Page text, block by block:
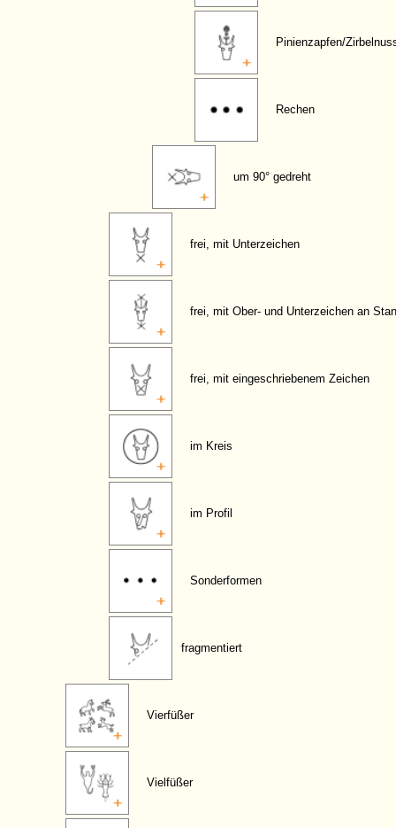
Pinienzapfen/
Rechen
um 90° gedreht
frei, mit Unterzeichen
frei, mit Ober- und Unterzeichen an
frei, mit eingeschriebenem Zeichen
im Kreis
im Profil
Sonderformen
fragmentiert
Vierfüßer
Vielfüßer